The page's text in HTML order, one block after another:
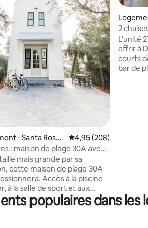
base de 130 commentaires : 4,98 sur 5
⋅ Santa Rosa
Évaluation moyenne
4,95 (208)
: maison de plage 30A avec
golf/piscine voisine
mais grande par sa
cette maison de plage 30A
Accès à la piscine
à la salle de sport et aux
de sable blanc à quelques
Small Waves est situé
stin
2
L'unité
offrir à
courts
bar de
populaires dans